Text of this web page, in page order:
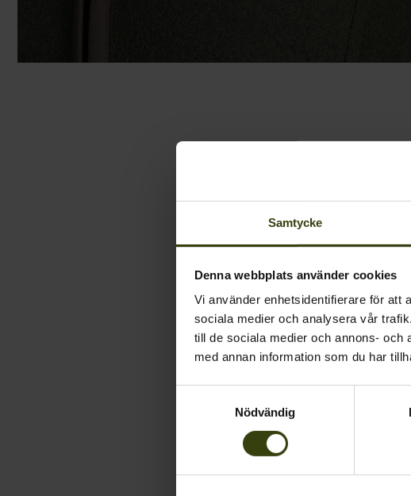
Samtycke
Denna webbplats använder cookies
Vi använder enhetsidentifierare för att
sociala medier och analysera vår
till de sociala medier och annons-
med annan information som du har
Nödvändig